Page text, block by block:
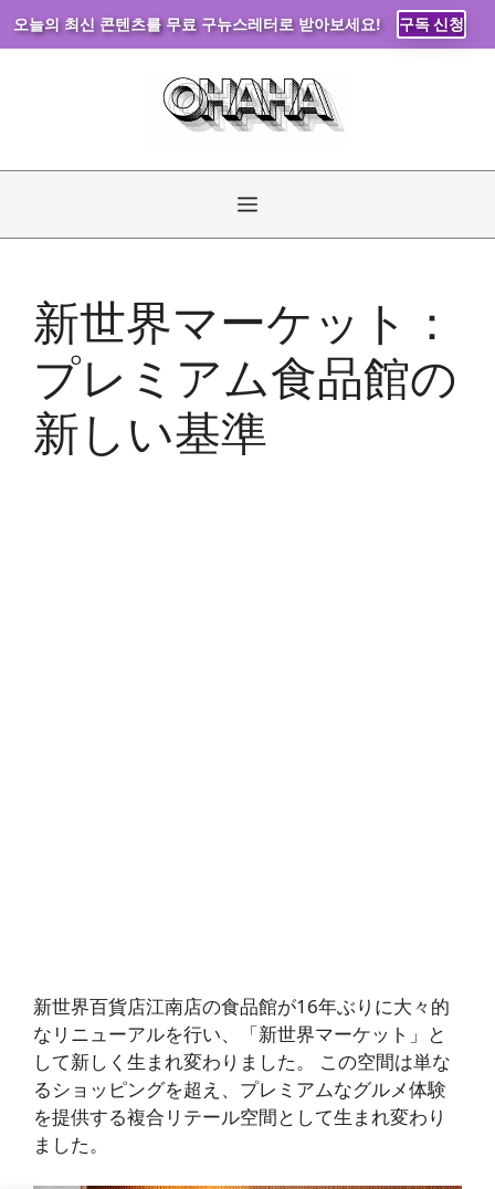
오늘의 최신 콘텐츠를 무료 구뉴스레터로 받아보세요! 구독 신청
ツ
メ
ュ
ー
新世界マーケット：
プレミアム食品館の
新しい基準
新世界百貨店江南店の食品館が16年ぶりに大々的
なリニューアルを行い、「新世界マーケット」と
して新しく生まれ変わりました。 この空間は単な
るショッピングを超え、プレミアムなグルメ体験
を提供する複合リテール空間として生まれ変わり
ました。